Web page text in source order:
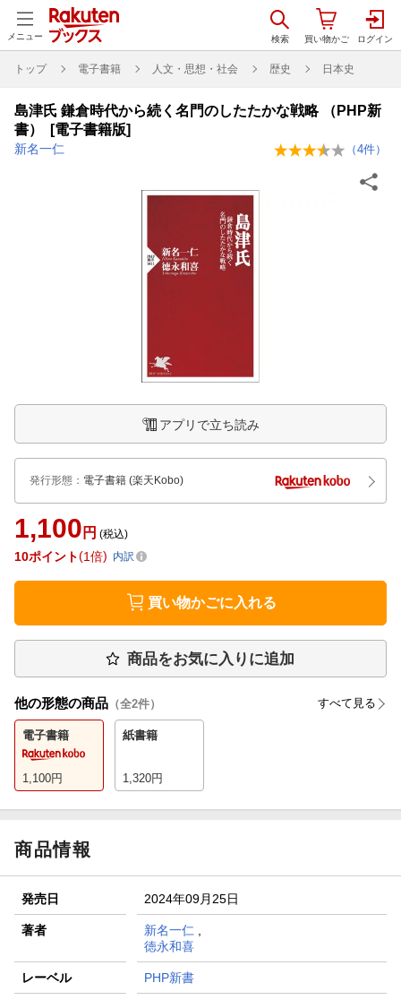
メニュー
トップ 電子書籍 人文・思想・社会 歴史 日本史
島津氏 鎌倉時代から続く名門のしたたかな戦略 （PHP新
書） [電子書籍版]
新名一仁 （4件）
アプリで立ち読み
発行形態 ： 電子書籍 (楽天Kobo)
1,100 円 (税込)
10ポイント 1倍 内訳
買い物かごに入れる
商品をお気に入りに追加
他の形態の商品 （全2件） すべて見る
電子書籍
1,100円
紙書籍
1,320円
商品情報
発売日 2024年09月25日
著者 新名一仁
徳永和喜
レーベル PHP新書